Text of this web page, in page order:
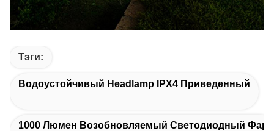
Тэги:
Водоустойчивый Headlamp IPX4 Приведенный
1000 Люмен Возобновляемый Светодиодный Фар